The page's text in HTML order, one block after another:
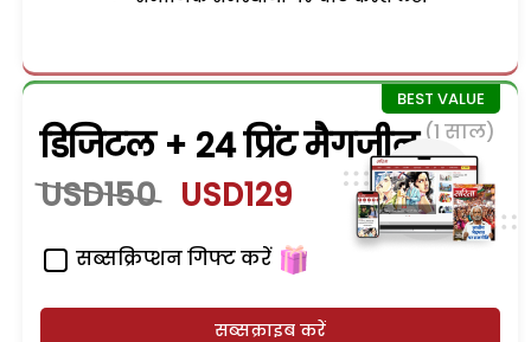
डिजिटल + 24 प्रिंट मैगजीन (1 साल)
USD150 USD129
सब्सक्रिप्शन गिफ्ट करें
सब्सक्राइब करें